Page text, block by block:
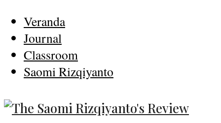
Veranda
Journal
Classroom
Saomi Rizqiyanto